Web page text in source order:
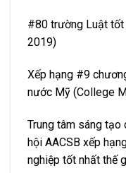
#80 trường Luật tốt
2019)
Xếp hạng #9
nước Mỹ (College
Trung tâm sáng
hội AACSB xếp
nghiệp tốt nhất thế